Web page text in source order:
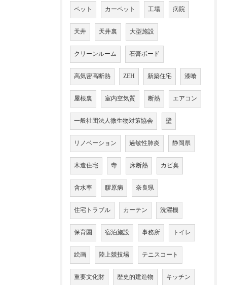
ペット カーペット 工場 病院
天井 天井裏 大型施設
クリーンルーム 石膏ボード
高気密高断熱 ZEH 新築住宅 漆喰
屋根裏 室内空気質 断熱 エアコン
一般社団法人微生物対策協会 壁
リノベーション 過敏性肺炎 静岡県
木造住宅 寺 床断熱 カビ臭
含水率 膠原病 奈良県
住宅トラブル カーテン 洗濯機
保育園 宿泊施設 事務所 トイレ
絵画 陸上競技場 テニスコート
重要文化財 歴史的建造物 キッチン